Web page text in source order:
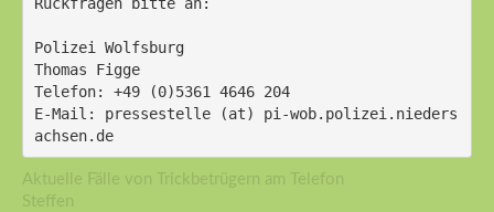
Polizei Wolfsburg
Thomas Figge
Telefon: +49 (0)5361 4646 204
E-Mail: pressestelle (at) pi-wob.polizei.nieders
achsen.de
Aktuelle Fälle von Trickbetrügern am Telefon
Steffen